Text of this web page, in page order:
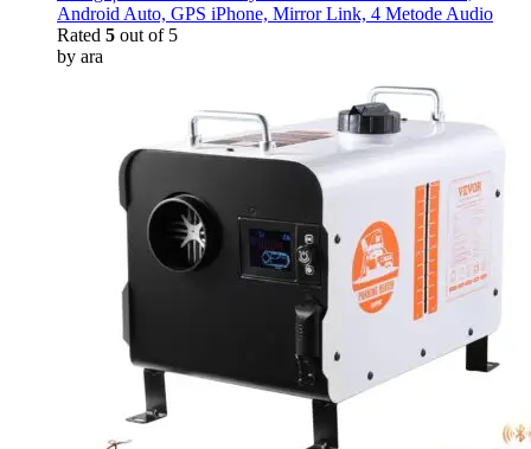
Android Auto, GPS iPhone, Mirror Link, 4 Metode Audio
Rated 5 out of 5
by ara